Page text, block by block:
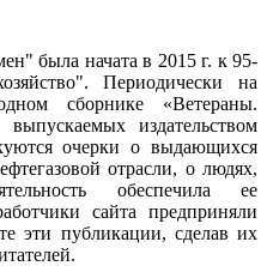
была начата в 2015 г. к 95-
Периодически на
сборнике «Ветераны.
издательством
очерки о выдающихся
отрасли, о людях,
обеспечила ее
сайта предприняли
эти публикации, сделав их